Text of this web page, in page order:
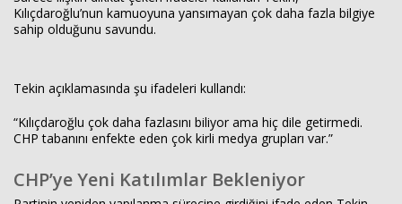
Kılıçdaroğlu’nun kamuoyuna yansımayan çok daha fazla bilgiye
sahip olduğunu savundu.
Tekin açıklamasında şu ifadeleri kullandı:
“Kılıçdaroğlu çok daha fazlasını biliyor ama hiç dile getirmedi.
CHP tabanını enfekte eden çok kirli medya grupları var.”
CHP’ye Yeni Katılımlar Bekleniyor